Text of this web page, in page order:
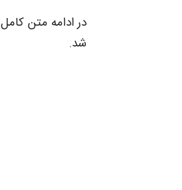
در ادامه متن کامل
شد.